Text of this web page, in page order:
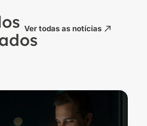
Ver todas as notícias